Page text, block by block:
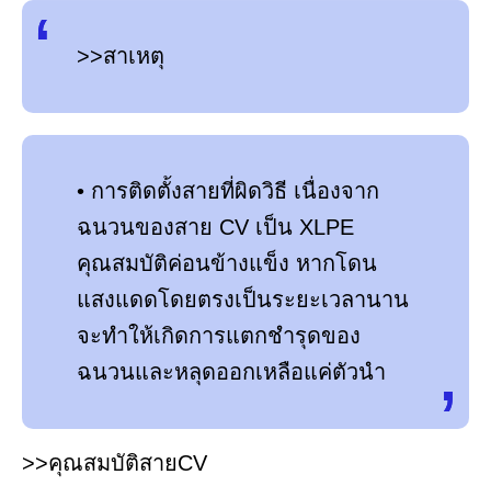
>>สาเหตุ
• การติดตั้งสายที่ผิดวิธี เนื่องจาก
ฉนวนของสาย CV เป็น XLPE
คุณสมบัติค่อนข้างแข็ง หากโดน
แสงแดดโดยตรงเป็นระยะเวลานาน
จะทำให้เกิดการแตกชำรุดของ
ฉนวนและหลุดออกเหลือแค่ตัวนำ
>>คุณสมบัติสายCV